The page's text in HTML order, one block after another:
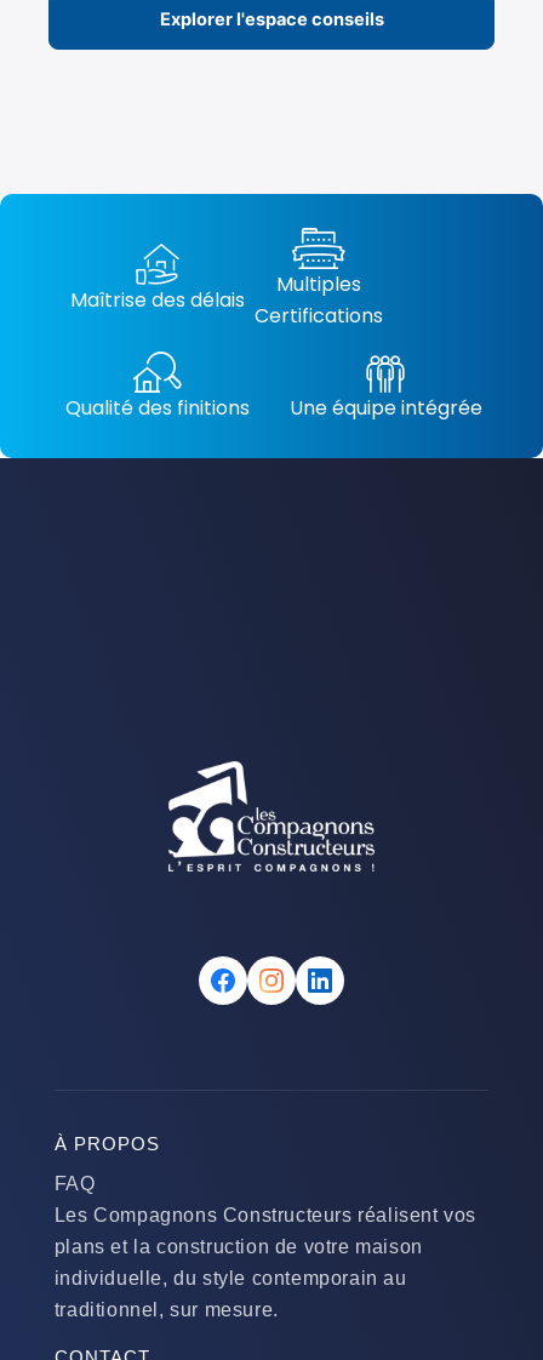
Explorer l'espace conseils
Maîtrise des délais
Multiples
Certifications
Qualité des finitions Une équipe intégrée
À PROPOS
FAQ
Les Compagnons Constructeurs réalisent vos
plans et la construction de votre maison
individuelle, du style contemporain au
traditionnel, sur mesure.